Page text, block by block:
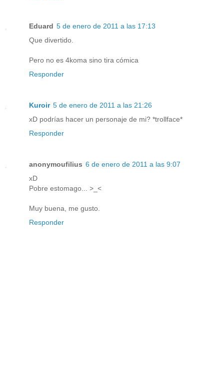
Eduard 5 de enero de 2011 a las 17:13
Que divertido.
Pero no es 4koma sino tira cómica
Responder
Kuroir 5 de enero de 2011 a las 21:26
xD podrías hacer un personaje de mi? *trollface*
Responder
anonymoufilius 6 de enero de 2011 a las 9:07
xD
Pobre estomago... >_<
Muy buena, me gusto.
Responder